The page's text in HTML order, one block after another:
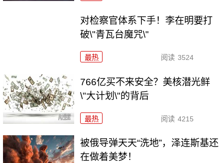
对检察官体系下手！李在明要打
破\"青瓦台魔咒\"
最热 阅读 3524
766亿买不来安全？美核潜光鲜
\"大计划\"的背后
最热 阅读 4215
被俄导弹天天“洗地”，泽连斯基还
在做着美梦！